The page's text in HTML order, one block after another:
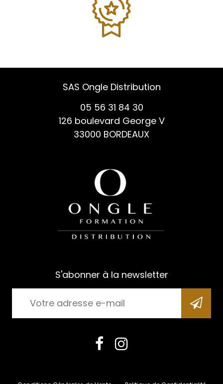
SAS Ongle Distribution
05 56 31 84 30
126 boulevard George V
33000 BORDEAUX
S'abonner à la newsletter